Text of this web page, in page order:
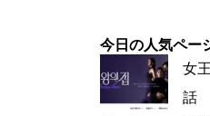
今日の人気ペー
女
話